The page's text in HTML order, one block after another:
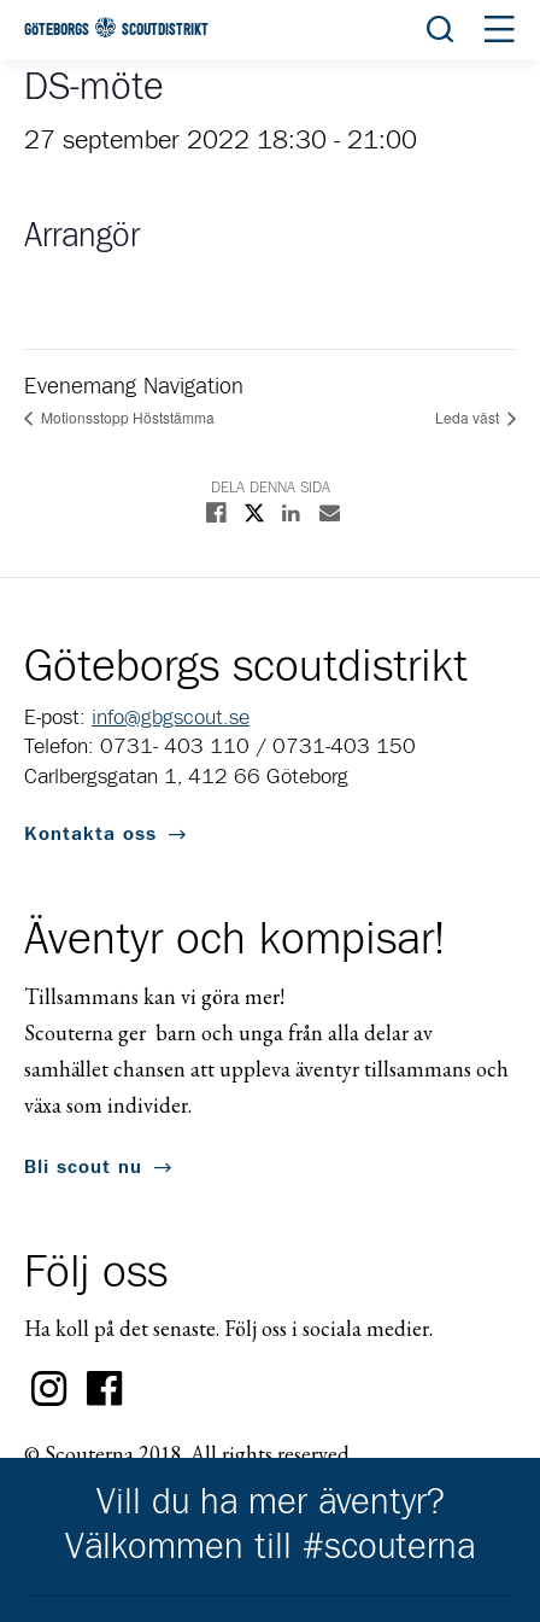
GÖTEBORGS SCOUTDISTRIKT Öppna
DS-möte
27 september 2022 18:30 - 21:00
Arrangör
Evenemang Navigation
Motionsstopp Höststämma Leda väst
DELA DENNA SIDA
Dela på Facebook
Dela på XDela på Linkedin
Dela med E-post
Göteborgs scoutdistrikt
E-post: info@gbgscout.se
Telefon: 0731- 403 110 / 0731-403 150
Carlbergsgatan 1, 412 66 Göteborg
Kontakta oss
Äventyr och kompisar!
Tillsammans kan vi göra mer!
Scouterna ger barn och unga från alla delar av
samhället chansen att uppleva äventyr tillsammans och
växa som individer.
Bli scout nu
Följ oss
Ha koll på det senaste. Följ oss i sociala medier.
© Scouterna 2018. All rights reserved.
Vill du ha mer äventyr?
Välkommen till #scouterna